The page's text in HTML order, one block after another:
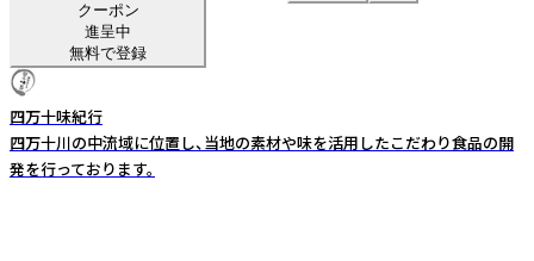
クーポン
進呈中
無料で登録
四万十味紀行
四万十川の中流域に位置し、当地の素材や味を活用したこだわり食品の開
発を行っております。